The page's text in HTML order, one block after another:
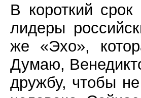
В короткий
лидеры
же «Эхо»,
Думаю,
дружбу, чтобы не